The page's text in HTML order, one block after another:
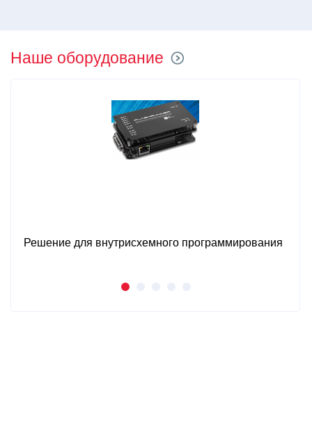
Наше оборудование
Решение для внутрисхемного программирования